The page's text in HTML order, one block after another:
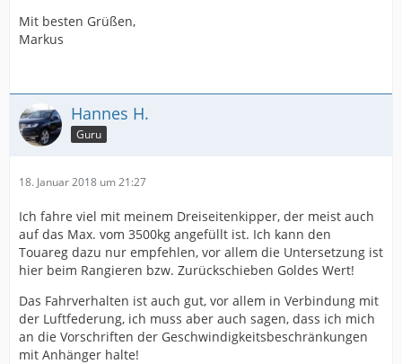
Mit besten Grüßen,
Markus
Hannes H.
Guru
18. Januar 2018 um 21:27
Ich fahre viel mit meinem Dreiseitenkipper, der meist auch
auf das Max. vom 3500kg angefüllt ist. Ich kann den
Touareg dazu nur empfehlen, vor allem die Untersetzung ist
hier beim Rangieren bzw. Zurückschieben Goldes Wert!
Das Fahrverhalten ist auch gut, vor allem in Verbindung mit
der Luftfederung, ich muss aber auch sagen, dass ich mich
an die Vorschriften der Geschwindigkeitsbeschränkungen
mit Anhänger halte!